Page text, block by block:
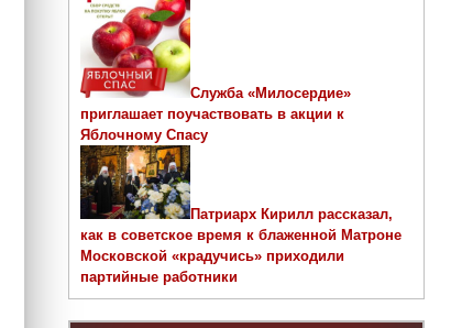
Служба «Милосердие»
приглашает поучаствовать в акции к
Яблочному Спасу
Патриарх Кирилл рассказал,
как в советское время к блаженной Матроне
Московской «крадучись» приходили
партийные работники